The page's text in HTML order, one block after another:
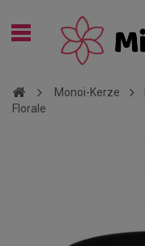
Monoi-Kerze
Florale